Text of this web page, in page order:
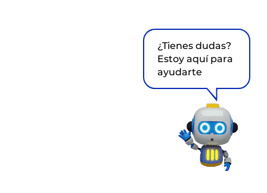
¿Tienes dudas?
Estoy aquí para
ayudarte